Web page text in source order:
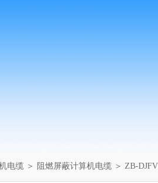
电缆 ＞ 阻燃屏蔽计算机电缆 ＞ ZB-